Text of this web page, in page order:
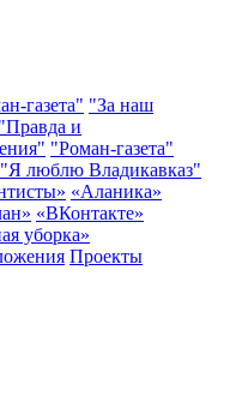
газета" "За наш
"Правда и
"Роман-газета"
"Я люблю Владикавказ"
«Аланика»
«ВКонтакте»
уборка»
Проекты